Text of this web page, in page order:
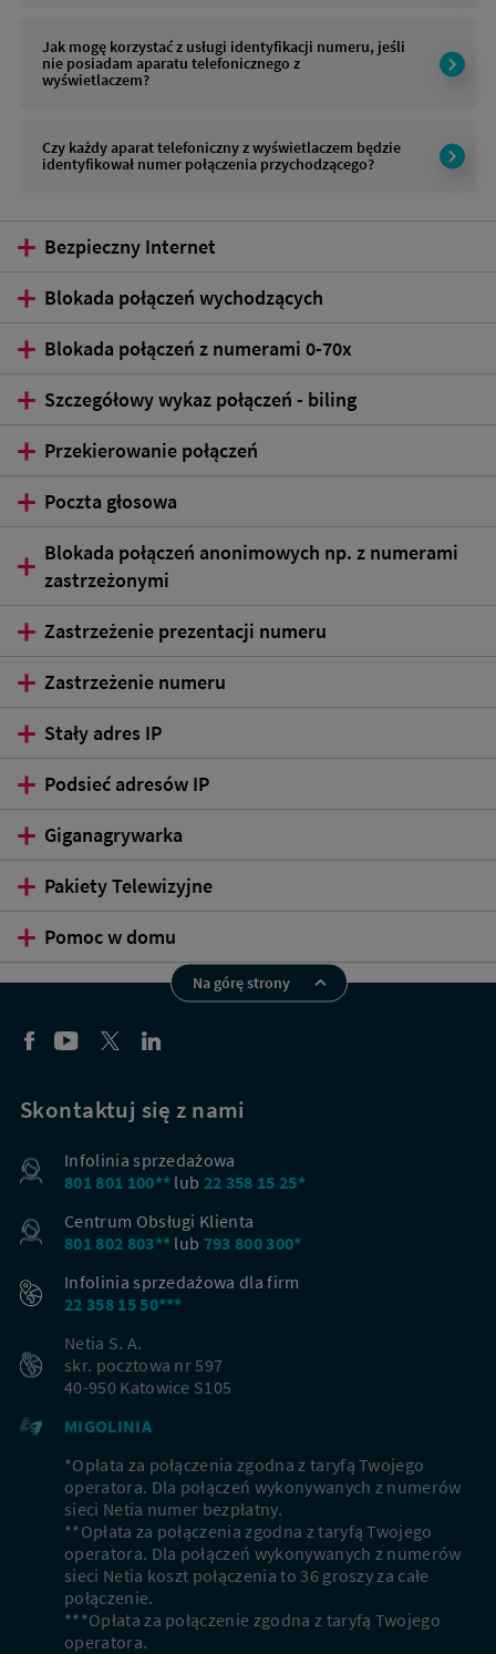
Jak mogę korzystać z usługi identyfikacji numeru, jeśli
nie posiadam aparatu telefonicznego z
wyświetlaczem?
Czy każdy aparat telefoniczny z wyświetlaczem będzie
identyfikował numer połączenia przychodzącego?
Bezpieczny Internet
Blokada połączeń wychodzących
Blokada połączeń z numerami 0-70x
Szczegółowy wykaz połączeń - biling
Przekierowanie połączeń
Poczta głosowa
Blokada połączeń anonimowych np. z numerami
zastrzeżonymi
Zastrzeżenie prezentacji numeru
Zastrzeżenie numeru
Stały adres IP
Podsieć adresów IP
Giganagrywarka
Pakiety Telewizyjne
Pomoc w domu
Na górę strony
Skontaktuj się z nami
Infolinia sprzedażowa
801 801 100** lub 22 358 15 25*
Centrum Obsługi Klienta
801 802 803** lub 793 800 300*
Infolinia sprzedażowa dla firm
22 358 15 50***
Netia S. A.
skr. pocztowa nr 597
40-950 Katowice S105
MIGOLINIA
*Opłata za połączenia zgodna z taryfą Twojego
operatora. Dla połączeń wykonywanych z numerów
sieci Netia numer bezpłatny.
**Opłata za połączenia zgodna z taryfą Twojego
operatora. Dla połączeń wykonywanych z numerów
sieci Netia koszt połączenia to 36 groszy za całe
połączenie.
***Opłata za połączenie zgodna z taryfą Twojego
operatora.